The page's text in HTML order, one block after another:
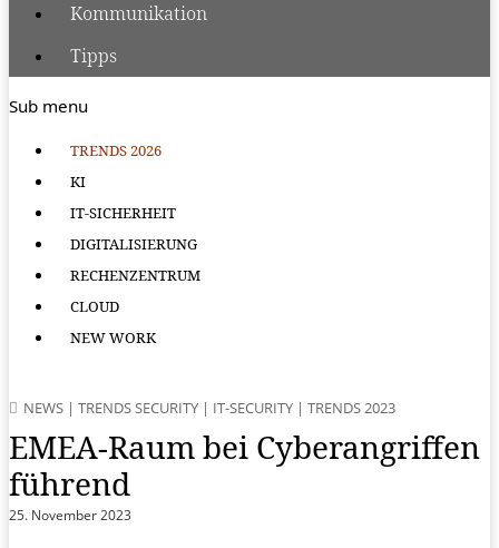
Kommunikation
Tipps
Sub menu
TRENDS 2026
KI
IT-SICHERHEIT
DIGITALISIERUNG
RECHENZENTRUM
CLOUD
NEW WORK
NEWS | TRENDS SECURITY | IT-SECURITY | TRENDS 2023
EMEA-Raum bei Cyberangriffen
führend
25. November 2023